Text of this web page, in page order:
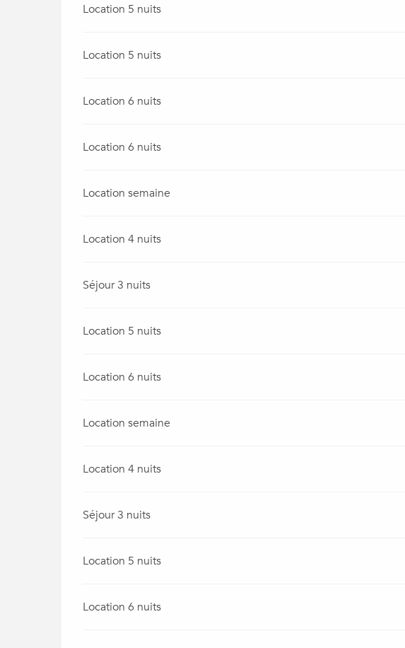
Location 5 nuits
Location 5 nuits
Location 6 nuits
Location 6 nuits
Location semaine
Location 4 nuits
Séjour 3 nuits
Location 5 nuits
Location 6 nuits
Location semaine
Location 4 nuits
Séjour 3 nuits
Location 5 nuits
Location 6 nuits